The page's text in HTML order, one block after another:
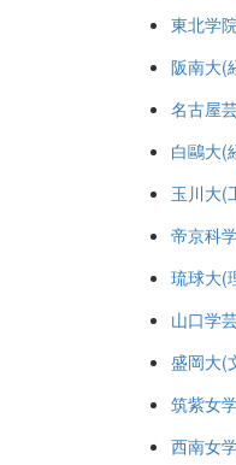
東北学
阪南大(
名古屋
白鷗大(
玉川大(
帝京科
琉球大(
山口学
盛岡大(
筑紫女
西南女